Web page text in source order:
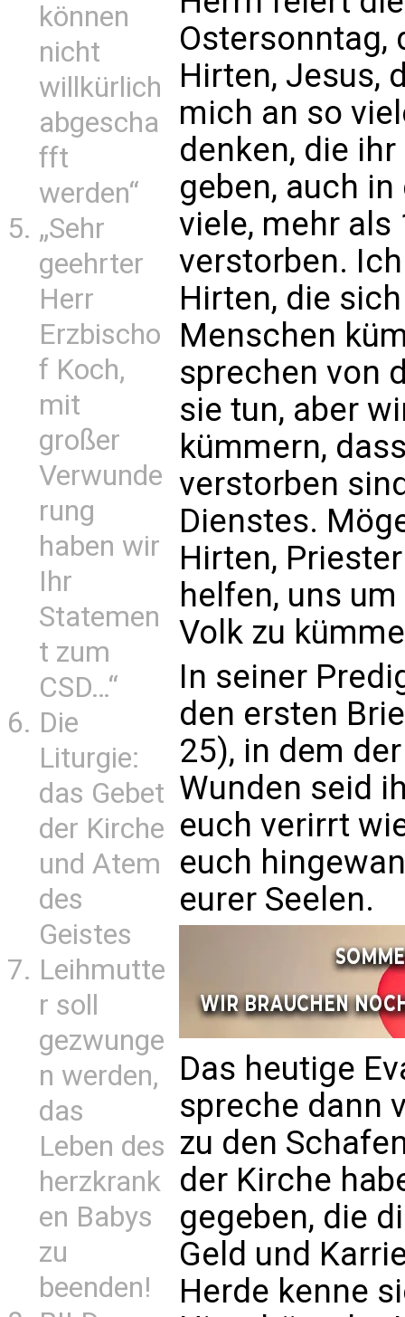
können
nicht
willkürlich
abgescha
fft
werden“
„Sehr
geehrter
Herr
Erzbischo
f Koch,
mit
großer
Verwunde
rung
haben wir
Ihr
Statemen
t zum
CSD…“
Die
Liturgie:
das Gebet
der Kirche
und Atem
des
Geistes
Leihmutte
r soll
gezwunge
n werden,
das
Leben des
herzkrank
en Babys
zu
beenden!
Ostersonntag,
Hirten, Jesus,
mich an so
denken, die
geben, auch
viele, mehr
verstorben.
Hirten, die
Menschen
sprechen von
sie tun, aber
kümmern,
verstorben
Dienstes.
Hirten,
helfen, uns
Volk zu
In seiner
den ersten
25), in dem
Wunden seid
euch verirrt
euch
eurer Seelen.
Das heutige
spreche dann
zu den
der Kirche
gegeben, die
Geld und
Herde kenne